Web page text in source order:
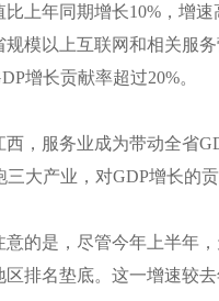
比上年同期增长10%，增
规模以上互联网和相关服
增长贡献率超过20%。
西，服务业成为带动全省
三大产业，对GDP增长的贡
意的是，尽管今年上半年
区排名垫底。这一增速较